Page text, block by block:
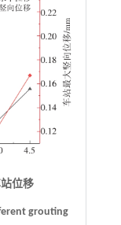
位移
grouting